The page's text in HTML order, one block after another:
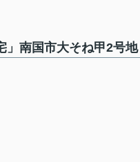
」南国市大そね甲2